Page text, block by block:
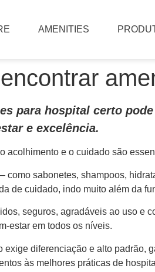
AMENITIES
para hospital certo
e excelência.
acolhimento e o cuidado são
como sabonetes, shampoos,
de cuidado, indo muito além da
seguros, agradáveis ao uso e
estar em todos os níveis.
exige diferenciação e alto padrão,
às melhores práticas de